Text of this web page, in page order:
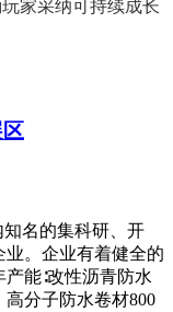
家采纳可持续成长
名的集科研、开
。企业有着健全的
能∶改性沥青防水
分子防水卷材800